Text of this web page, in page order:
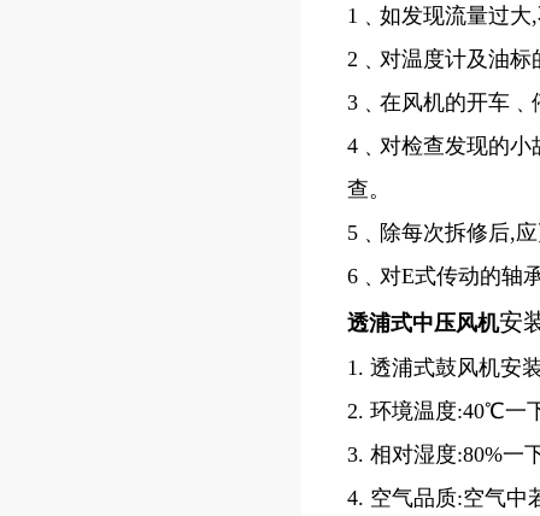
1﹑如发现流量过
2﹑对温度计及油
3﹑在风机的开车
4﹑对检查发现的
查。
5﹑除每次拆修后,
6﹑对E式传动的轴
透浦式中压风机安
1. 透浦式鼓风机安
2. 环境温度:40℃一
3. 相对湿度:80%一
4. 空气品质:空气中